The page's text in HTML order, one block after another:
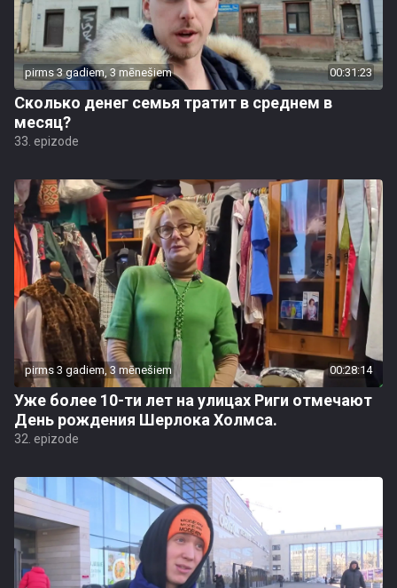
pirms 3 gadiem, 3 mēnešiem 00:31:23
Сколько денег семья тратит в среднем в
месяц?
33. epizode
pirms 3 gadiem, 3 mēnešiem 00:28:14
Уже более 10-ти лет на улицах Риги отмечают
День рождения Шерлока Холмса.
32. epizode